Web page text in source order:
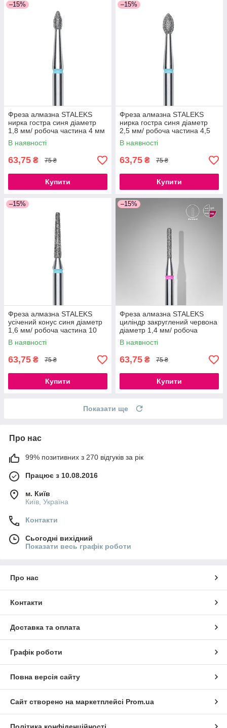
–15%
Фреза алмазна STALEKS
нирка гостра синя діаметр
1,8 мм/ робоча частина 4 мм
В наявності
63,75 ₴ 75 ₴
Купити
–15%
Фреза алмазна STALEKS
нирка гостра синя діаметр
2,5 мм/ робоча частина 4,5
мм
В наявності
63,75 ₴ 75 ₴
Купити
–15%
Фреза алмазна STALEKS
усічений конус синя діаметр
1,6 мм/ робоча частина 10
мм
В наявності
63,75 ₴ 75 ₴
Купити
–15%
Фреза алмазна STALEKS
циліндр закруглений червона
діаметр 1,4 мм/ робоча
частина 8 мм
В наявності
63,75 ₴ 75 ₴
Купити
Показати ще
Про нас
99% позитивних з 270 відгуків за рік
Працює з 10.08.2016
м. Київ
Київ, Україна
Контакти
Сьогодні вихідний
Показати весь графік роботи
Про нас
Контакти
Доставка та оплата
Графік роботи
Повна версія сайту
Сайт створено на маркетплейсі Prom.ua